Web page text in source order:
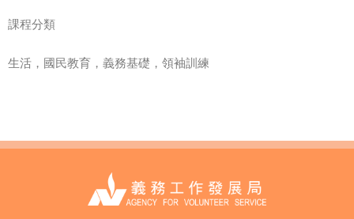
課程分類
生活，國民教育，義務基礎，領袖訓練